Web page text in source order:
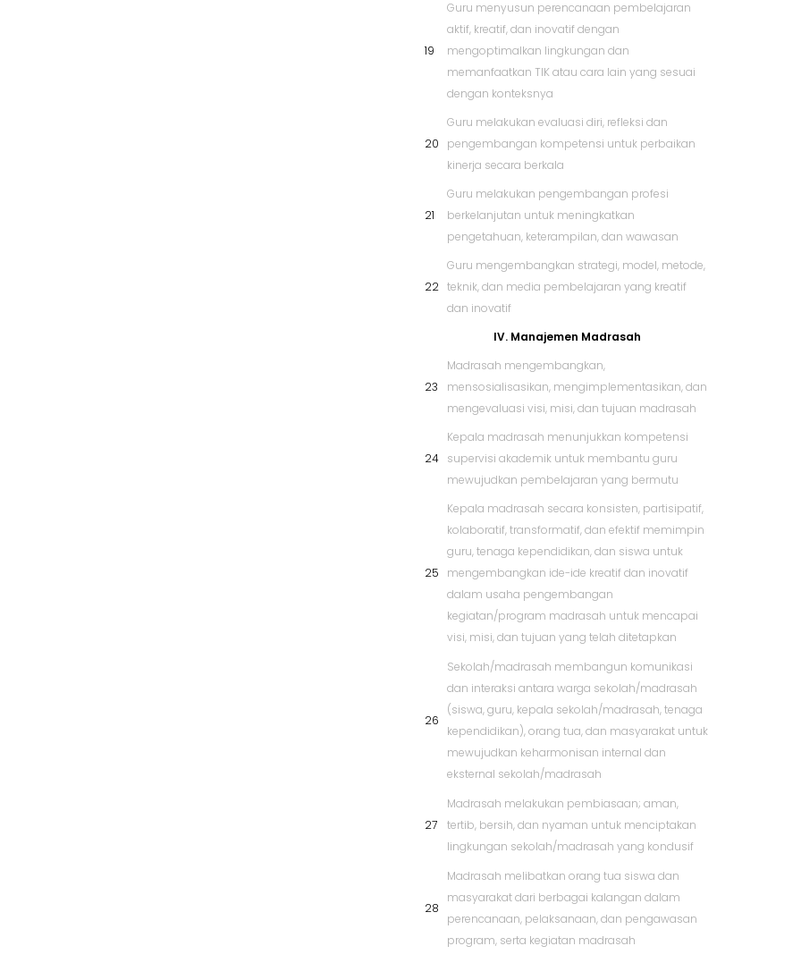
19
Guru menyusun perencanaan pembelajaran
aktif, kreatif, dan inovatif dengan
mengoptimalkan lingkungan dan
memanfaatkan TIK atau cara lain yang sesuai
dengan konteksnya
20
Guru melakukan evaluasi diri, refleksi dan
pengembangan kompetensi untuk perbaikan
kinerja secara berkala
21
Guru melakukan pengembangan profesi
berkelanjutan untuk meningkatkan
pengetahuan, keterampilan, dan wawasan
22
Guru mengembangkan strategi, model, metode,
teknik, dan media pembelajaran yang kreatif
dan inovatif
IV. Manajemen Madrasah
23
Madrasah mengembangkan,
mensosialisasikan, mengimplementasikan, dan
mengevaluasi visi, misi, dan tujuan madrasah
24
Kepala madrasah menunjukkan kompetensi
supervisi akademik untuk membantu guru
mewujudkan pembelajaran yang bermutu
25
Kepala madrasah secara konsisten, partisipatif,
kolaboratif, transformatif, dan efektif memimpin
guru, tenaga kependidikan, dan siswa untuk
mengembangkan ide-ide kreatif dan inovatif
dalam usaha pengembangan
kegiatan/program madrasah untuk mencapai
visi, misi, dan tujuan yang telah ditetapkan
26
Sekolah/madrasah membangun komunikasi
dan interaksi antara warga sekolah/madrasah
(siswa, guru, kepala sekolah/madrasah, tenaga
kependidikan), orang tua, dan masyarakat untuk
mewujudkan keharmonisan internal dan
eksternal sekolah/madrasah
27
Madrasah melakukan pembiasaan; aman,
tertib, bersih, dan nyaman untuk menciptakan
lingkungan sekolah/madrasah yang kondusif
28
Madrasah melibatkan orang tua siswa dan
masyarakat dari berbagai kalangan dalam
perencanaan, pelaksanaan, dan pengawasan
program, serta kegiatan madrasah